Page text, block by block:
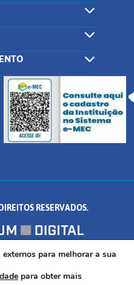
RESERVADOS.
FORMIGA/MG - CEP:
para melhorar a sua
para obter mais